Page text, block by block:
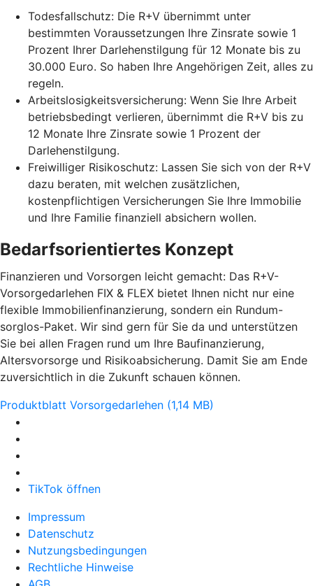
Todesfallschutz: Die R+V übernimmt unter
bestimmten Voraussetzungen Ihre Zinsrate sowie 1
Prozent Ihrer Darlehenstilgung für 12 Monate bis zu
30.000 Euro. So haben Ihre Angehörigen Zeit, alles zu
regeln.
Arbeitslosigkeitsversicherung: Wenn Sie Ihre Arbeit
betriebsbedingt verlieren, übernimmt die R+V bis zu
12 Monate Ihre Zinsrate sowie 1 Prozent der
Darlehenstilgung.
Freiwilliger Risikoschutz: Lassen Sie sich von der R+V
dazu beraten, mit welchen zusätzlichen,
kostenpflichtigen Versicherungen Sie Ihre Immobilie
und Ihre Familie finanziell absichern wollen.
Bedarfsorientiertes Konzept
Finanzieren und Vorsorgen leicht gemacht: Das R+V-
Vorsorgedarlehen FIX & FLEX bietet Ihnen nicht nur eine
flexible Immobilienfinanzierung, sondern ein Rundum-
sorglos-Paket. Wir sind gern für Sie da und unterstützen
Sie bei allen Fragen rund um Ihre Baufinanzierung,
Altersvorsorge und Risikoabsicherung. Damit Sie am Ende
zuversichtlich in die Zukunft schauen können.
Produktblatt Vorsorgedarlehen (1,14 MB)
TikTok öffnen
Impressum
Datenschutz
Nutzungsbedingungen
Rechtliche Hinweise